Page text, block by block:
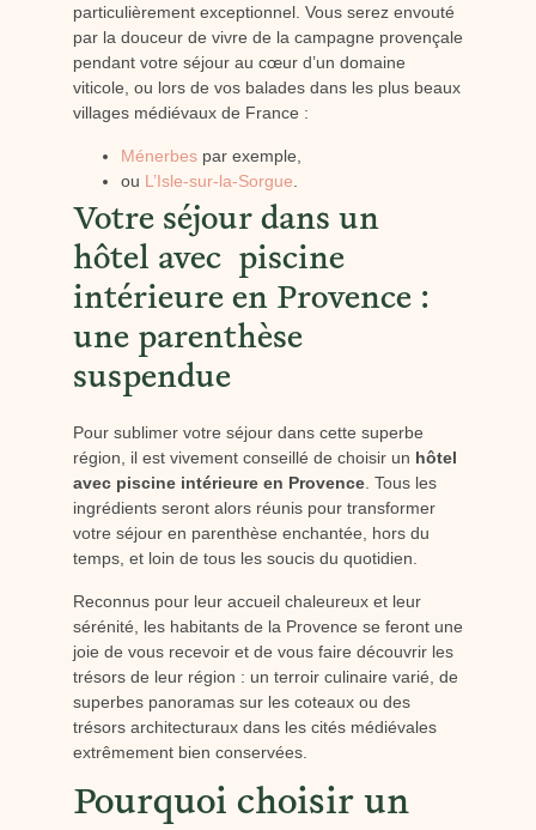
particulièrement exceptionnel. Vous serez envouté
par la douceur de vivre de la campagne provençale
pendant votre séjour au cœur d’un domaine
viticole, ou lors de vos balades dans les plus beaux
villages médiévaux de France :
Ménerbespar exemple,
ou L’Isle-sur-la-Sorgue
Votre séjour dans un
hôtel avec piscine
intérieure en Provence :
une parenthèse
suspendue
Pour sublimer votre séjour dans cette superbe
région, il est vivement conseillé de choisir un hôtel
avec piscine intérieure en Provence. Tous les
ingrédients seront alors réunis pour transformer
votre séjour en parenthèse enchantée, hors du
temps, et loin de tous les soucis du quotidien.
Reconnus pour leur accueil chaleureux et leur
sérénité, les habitants de la Provence se feront une
joie de vous recevoir et de vous faire découvrir les
trésors de leur région : un terroir culinaire varié, de
superbes panoramas sur les coteaux ou des
trésors architecturaux dans les cités médiévales
extrêmement bien conservées.
Pourquoi choisir un